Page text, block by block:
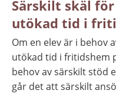
Särskilt skäl
utökad tid i
Om en elev är i behov
utökad tid i fritidshem
behov av särskilt stöd
går det att särskilt